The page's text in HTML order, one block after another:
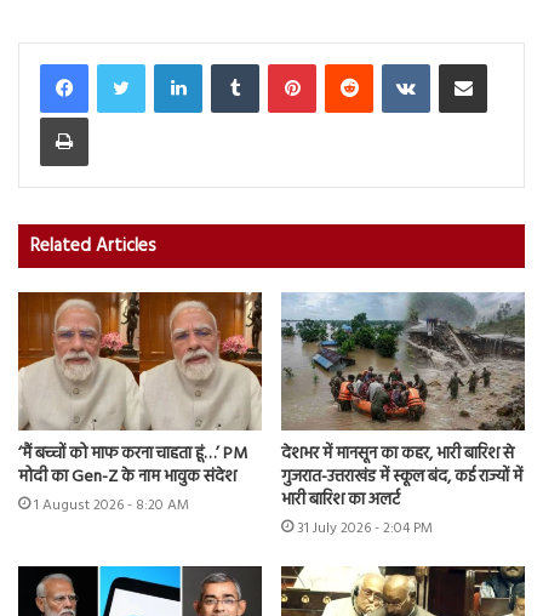
LinkedInTumblr PinterestReddit VKontakteShare via Email
Print
Related Articles
‘मैं बच्चों को माफ करना चाहता हूं…’ PM
मोदी का Gen-Z के नाम भावुक संदेश
1 August 2026 - 8:20 AM
देशभर में मानसून का कहर, भारी बारिश से
गुजरात-उत्तराखंड में स्कूल बंद, कई राज्यों में
भारी बारिश का अलर्ट
31 July 2026 - 2:04 PM